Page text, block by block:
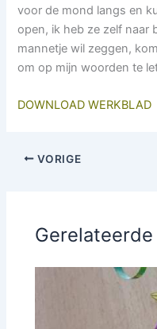
voor de mond langs en
open, ik heb ze zelf naar
mannetje wil zeggen,
om op mijn woorden te
DOWNLOAD WERKBLAD
VORIGE